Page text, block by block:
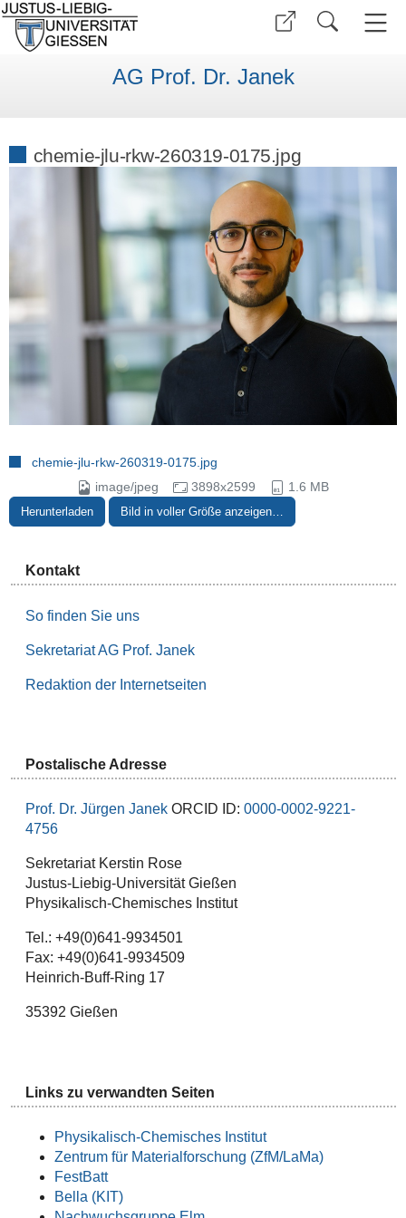
AG Prof. Dr. Janek
chemie-jlu-rkw-260319-0175.jpg
chemie-jlu-rkw-260319-0175.jpg
image/jpeg
3898x2599 1.6 MB
Herunterladen Bild in voller Größe anzeigen…
Kontakt
So finden Sie uns
Sekretariat AG Prof. Janek
Redaktion der Internetseiten
Postalische Adresse
Prof. Dr. Jürgen JanekORCID ID: 0000-0002-9221-
4756
Sekretariat Kerstin Rose
Justus-Liebig-Universität Gießen
Physikalisch-Chemisches Institut
Tel.: +49(0)641-9934501
Fax: +49(0)641-9934509
Heinrich-Buff-Ring 17
35392 Gießen
Links zu verwandten Seiten
Physikalisch-Chemisches Institut
Zentrum für Materialforschung (ZfM/LaMa)
FestBatt
Bella (KIT)